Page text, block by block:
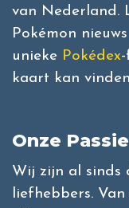
van Nederland.
Pokémon
unieke Pokédex
kaart kan
Onze Passie
Wij zijn al sinds
liefhebbers.